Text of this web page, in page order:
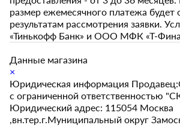
размер ежемесячного платежа будет
результатам рассмотрения заявки.
«Тинькофф Банк» и ООО МФК «Т-
Данные магазина
×
Юридическая информация
с ограниченной ответственностью
Юридический адрес: 115054 Москва
,вн.тер.г.Муниципальный округ